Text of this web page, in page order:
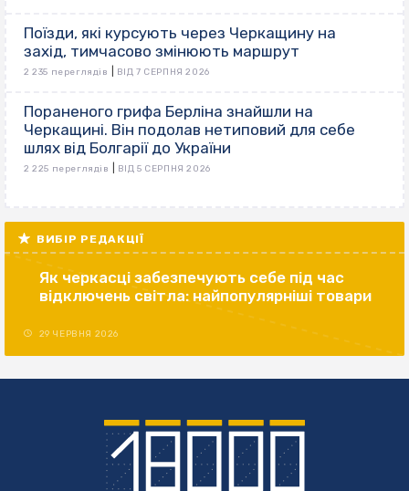
Поїзди, які курсують через Черкащину на
захід, тимчасово змінюють маршрут
2 235 переглядів ВІД 7 СЕРПНЯ 2026
Пораненого грифа Берліна знайшли на
Черкащині. Він подолав нетиповий для себе
шлях від Болгарії до України
2 225 переглядів ВІД 5 СЕРПНЯ 2026
ВИБІР РЕДАКЦІЇ
Як черкасці забезпечують себе під час
відключень світла: найпопулярніші товари
29 ЧЕРВНЯ 2026